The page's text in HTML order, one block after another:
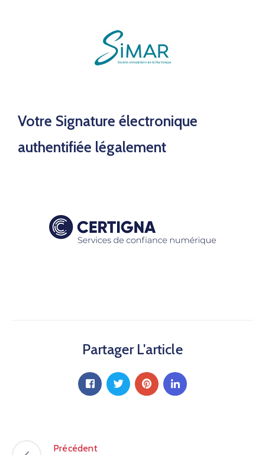
Votre Signature électronique
authentifiée légalement
Partager L'article
Précédent